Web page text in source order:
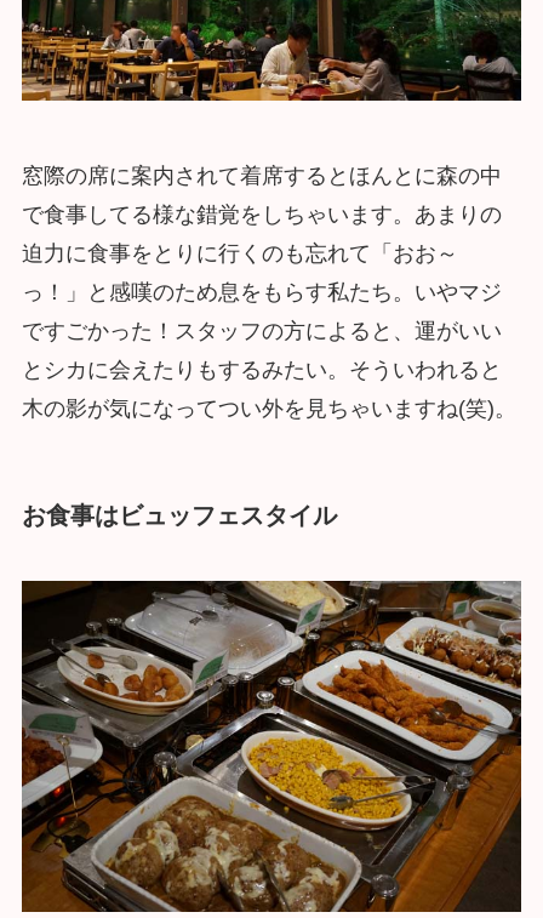
窓際の席に案内されて着席するとほんとに森の中
で食事してる様な錯覚をしちゃいます。あまりの
迫力に食事をとりに行くのも忘れて「おお～
っ！」と感嘆のため息をもらす私たち。いやマジ
ですごかった！スタッフの方によると、運がいい
とシカに会えたりもするみたい。そういわれると
木の影が気になってつい外を見ちゃいますね(笑)。
お食事はビュッフェスタイル